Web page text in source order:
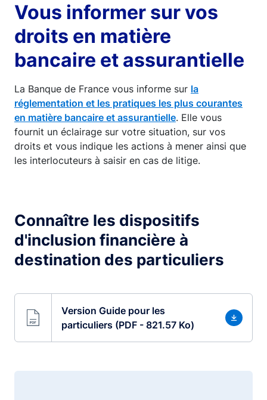
Vous informer sur vos
droits en matière
bancaire et assurantielle
La Banque de France vous informe sur la
réglementation et les pratiques les plus courantes
en matière bancaire et assurantielle. Elle vous
fournit un éclairage sur votre situation, sur vos
droits et vous indique les actions à mener ainsi que
les interlocuteurs à saisir en cas de litige.
Connaître les dispositifs
d'inclusion financière à
destination des particuliers
Version Guide pour les
particuliers (PDF - 821.57 Ko)